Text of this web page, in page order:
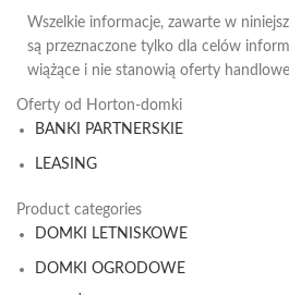
Wszelkie informacje, zawarte w
są przeznaczone tylko dla celów
wiążące i nie stanowią oferty
Oferty od Horton-domki
BANKI PARTNERSKIE
LEASING
Product categories
DOMKI LETNISKOWE
DOMKI OGRODOWE